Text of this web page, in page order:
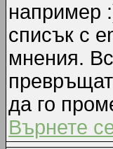
например
списък с
мнения.
да го
Върнете